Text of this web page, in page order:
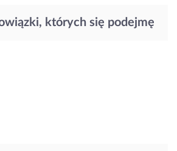
których się podejmę